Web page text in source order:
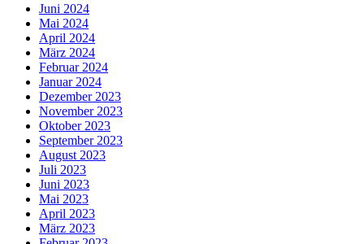
Juni 2024
Mai 2024
April 2024
März 2024
Februar 2024
Januar 2024
Dezember 2023
November 2023
Oktober 2023
September 2023
August 2023
Juli 2023
Juni 2023
Mai 2023
April 2023
März 2023